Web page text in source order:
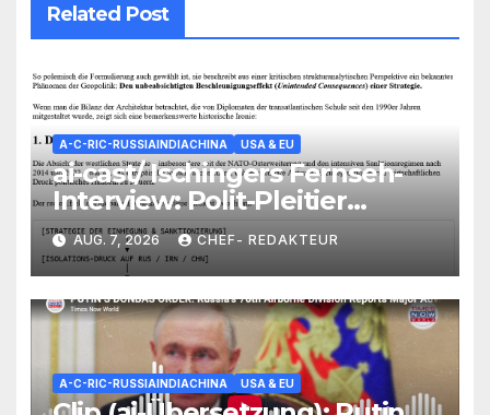
Related Post
A-C-RIC-RUSSIAINDIACHINA USA & EU
ai-cast/ Ischingers Fernseh-
Interview: Polit-Pleitier
+Total-Versager wird als
„noch immer“ Prophet
vermarktet/ +mehr
AUG. 7, 2026 CHEF- REDAKTEUR
A-C-RIC-RUSSIAINDIACHINA USA & EU